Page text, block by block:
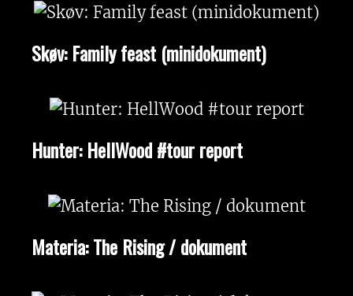
Skøv: Family feast (minidokument)
Hunter: HellWood #tour report
Materia: The Rising / dokument